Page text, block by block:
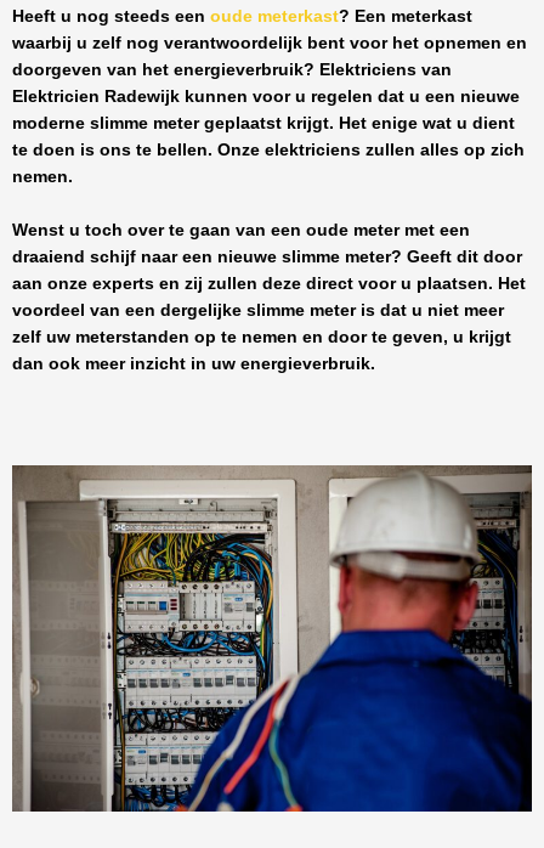
Heeft u nog steeds een oude meterkast? Een meterkast
waarbij u zelf nog verantwoordelijk bent voor het opnemen en
doorgeven van het energieverbruik? Elektriciens van
Elektricien Radewijk kunnen voor u regelen dat u een nieuwe
moderne slimme meter geplaatst krijgt. Het enige wat u dient
te doen is ons te bellen. Onze elektriciens zullen alles op zich
nemen.
Wenst u toch over te gaan van een oude meter met een
draaiend schijf naar een nieuwe slimme meter? Geeft dit door
aan onze experts en zij zullen deze direct voor u plaatsen. Het
voordeel van een dergelijke slimme meter is dat u niet meer
zelf uw meterstanden op te nemen en door te geven, u krijgt
dan ook meer inzicht in uw energieverbruik.